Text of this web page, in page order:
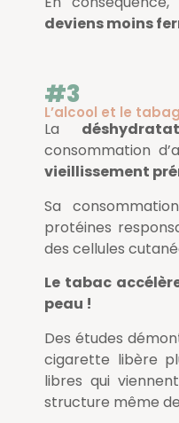
deviens moins
#3
L’alcool et le
La
consommation
vieillissement
Sa
protéines
des cellules
Le tabac
peau !
Des études
cigarette libère
libres qui
structure même